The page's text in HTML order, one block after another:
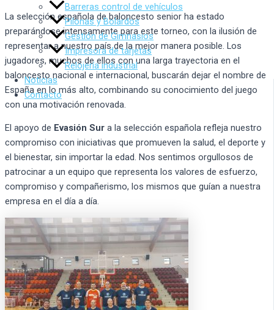
Barreras control de vehículos
Pilonas y Bolardos
Gestión de Gimnasios
Impresora de tarjetas
Relojería industrial
Noticias
Contacto
La selección española de baloncesto senior ha estado
preparándose intensamente para este torneo, con la ilusión de
representar a nuestro país de la mejor manera posible. Los
jugadores, muchos de ellos con una larga trayectoria en el
baloncesto nacional e internacional, buscarán dejar el nombre de
España en lo más alto, combinando su conocimiento del juego
con una motivación renovada.
El apoyo de Evasión Sur a la selección española refleja nuestro
compromiso con iniciativas que promueven la salud, el deporte y
el bienestar, sin importar la edad. Nos sentimos orgullosos de
patrocinar a un equipo que representa los valores de esfuerzo,
compromiso y compañerismo, los mismos que guían a nuestra
empresa en el día a día.